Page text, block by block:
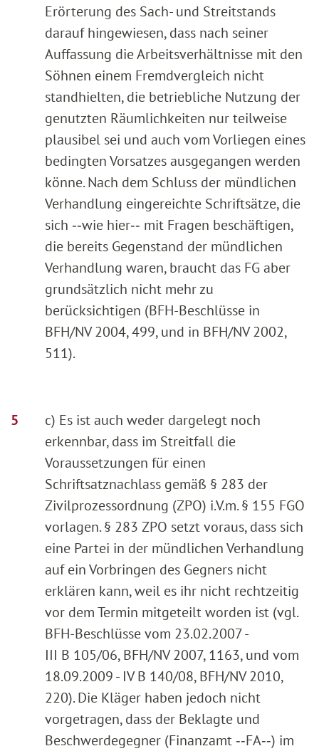
Erörterung des Sach- und Streitstands
darauf hingewiesen, dass nach seiner
Auffassung die Arbeitsverhältnisse mit den
Söhnen einem Fremdvergleich nicht
standhielten, die betriebliche Nutzung der
genutzten Räumlichkeiten nur teilweise
plausibel sei und auch vom Vorliegen eines
bedingten Vorsatzes ausgegangen werden
könne. Nach dem Schluss der mündlichen
Verhandlung eingereichte Schriftsätze, die
sich ‑‑wie hier‑‑ mit Fragen beschäftigen,
die bereits Gegenstand der mündlichen
Verhandlung waren, braucht das FG aber
grundsätzlich nicht mehr zu
berücksichtigen (BFH-Beschlüsse in
BFH/NV 2004, 499, und in BFH/NV 2002,
511).
c) Es ist auch weder dargelegt noch
erkennbar, dass im Streitfall die
Voraussetzungen für einen
Schriftsatznachlass gemäß § 283 der
Zivilprozessordnung (ZPO) i.V.m. § 155 FGO
vorlagen. § 283 ZPO setzt voraus, dass sich
eine Partei in der mündlichen Verhandlung
auf ein Vorbringen des Gegners nicht
erklären kann, weil es ihr nicht rechtzeitig
vor dem Termin mitgeteilt worden ist (vgl.
BFH-Beschlüsse vom 23.02.2007 -
III B 105/06, BFH/NV 2007, 1163, und vom
18.09.2009 - IV B 140/08, BFH/NV 2010,
220). Die Kläger haben jedoch nicht
vorgetragen, dass der Beklagte und
Beschwerdegegner (Finanzamt ‑‑FA‑‑) im